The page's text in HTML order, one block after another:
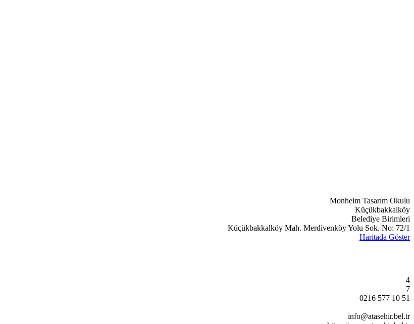
Monheim Tasarım Okulu
Küçükbakkalköy
Belediye Birimleri
Küçükbakkalköy Mah. Merdivenköy Yolu Sok. No: 72/1
Haritada Göster
4
7
0216 577 10 51
info@atasehir.bel.tr